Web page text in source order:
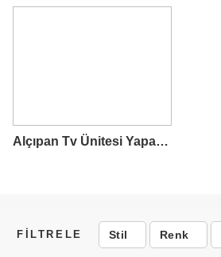
Alçıpan Tv Ünitesi Yapacaklar İçin Gerekli Bilgiler
FİLTRELE Stil Renk